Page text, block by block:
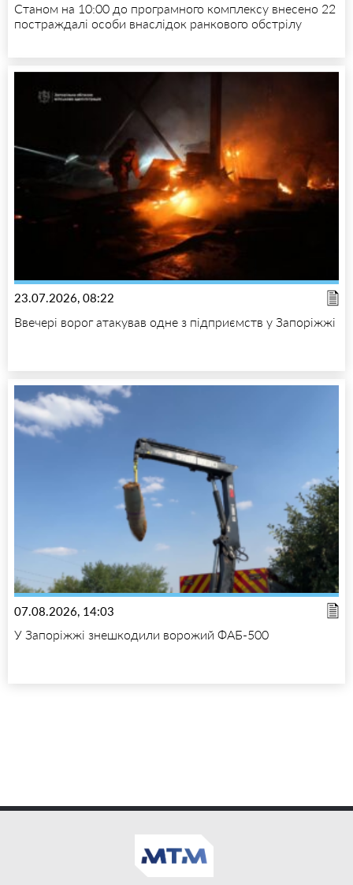
Станом на 10:00 до програмного комплексу внесено 22
постраждалі особи внаслідок ранкового обстрілу
23.07.2026, 08:22
Ввечері ворог атакував одне з підприємств у Запоріжжі
07.08.2026, 14:03
У Запоріжжі знешкодили ворожий ФАБ-500